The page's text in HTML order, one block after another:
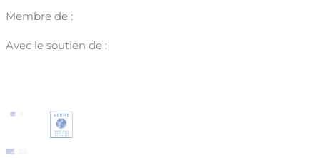
Membre de :
Avec le soutien de :